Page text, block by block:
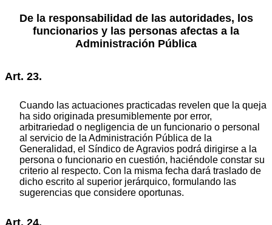
De la responsabilidad de las autoridades, los
funcionarios y las personas afectas a la
Administración Pública
Art. 23.
Cuando las actuaciones practicadas revelen que la queja
ha sido originada presumiblemente por error,
arbitrariedad o negligencia de un funcionario o personal
al servicio de la Administración Pública de la
Generalidad, el Síndico de Agravios podrá dirigirse a la
persona o funcionario en cuestión, haciéndole constar su
criterio al respecto. Con la misma fecha dará traslado de
dicho escrito al superior jerárquico, formulando las
sugerencias que considere oportunas.
Art. 24.